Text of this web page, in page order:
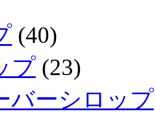
(40)
プ (23)
バーシロップ